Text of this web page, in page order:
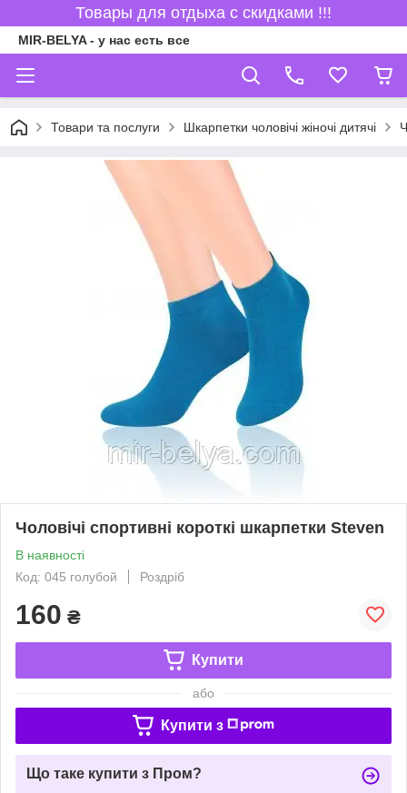
Товары для отдыха с скидками !!!
MIR-BELYA - у нас есть все
Товари та послуги Шкарпетки чоловічі жіночі дитячі
Чоловічі спортивні короткі шкарпетки Steven
В наявності
Код: 045 голубой
Роздріб
160 ₴
Купити
або
Купити з
Що таке купити з Пром?